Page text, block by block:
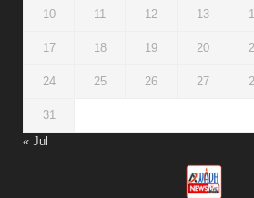
10 11 12 13
17 18 19 20
24 25 26 27
31
« Jul